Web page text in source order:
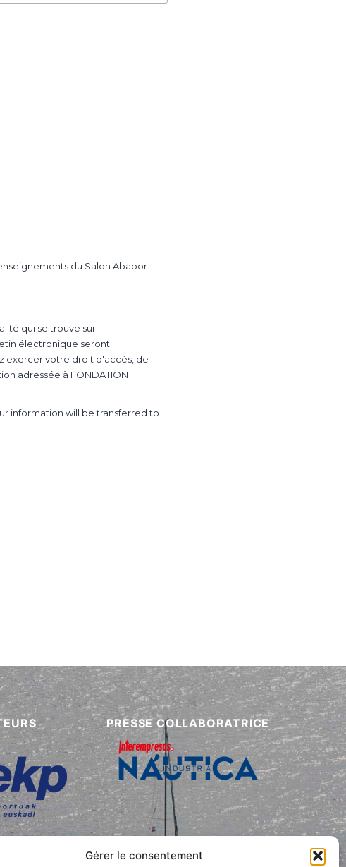
Gérer le consentement
du Salon Ababor.
qui se trouve sur
électronique seront
exercer votre droit d'accès, de
adressée à FONDATION
information will be transferred to
PRESSE COLLABORATRICE